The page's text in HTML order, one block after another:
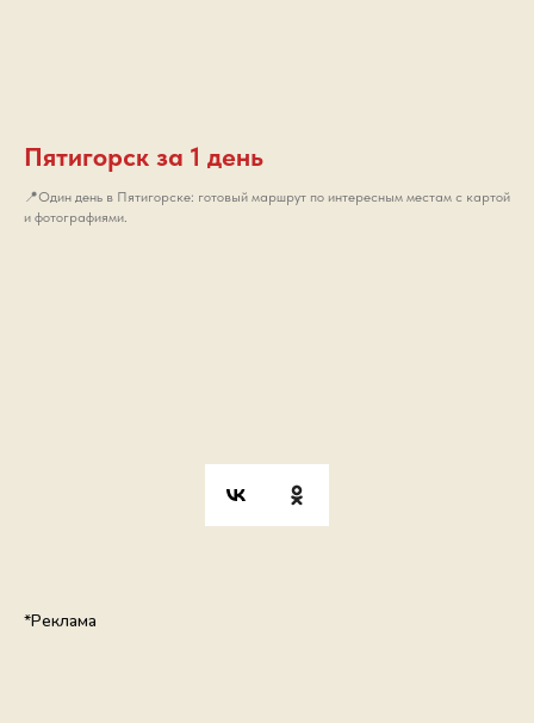
Пятигорск за 1 день
📍Один день в Пятигорске: готовый маршрут по интересным местам с картой
и фотографиями.
*Реклама